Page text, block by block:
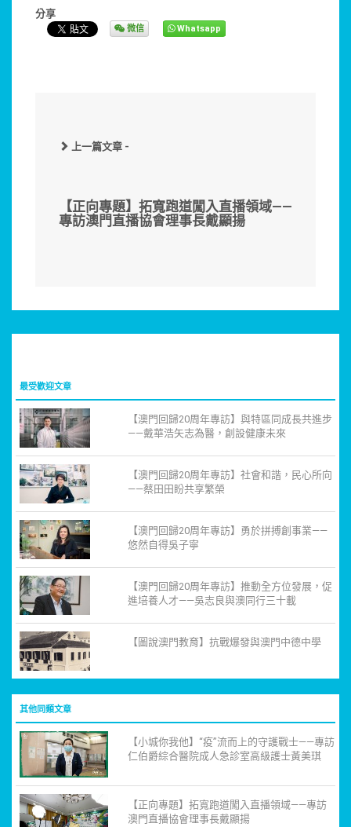
分享
微信 Whatsapp
上一篇文章 -
【正向專題】拓寬跑道闖入直播領域——
專訪澳門直播協會理事長戴顯揚
最受歡迎文章
【澳門回歸20周年專訪】與特區同成長共進步
——戴華浩矢志為醫，創設健康未來
【澳門回歸20周年專訪】社會和諧，民心所向
——蔡田田盼共享繁榮
【澳門回歸20周年專訪】勇於拼搏創事業——
悠然自得吳子寧
【澳門回歸20周年專訪】推動全方位發展，促
進培養人才——吳志良與澳同行三十載
【圖說澳門教育】抗戰爆發與澳門中德中學
其他同類文章
【小城你我他】“疫”流而上的守護戰士——專訪
仁伯爵綜合醫院成人急診室高級護士黃美琪
【正向專題】拓寬跑道闖入直播領域——專訪
澳門直播協會理事長戴顯揚